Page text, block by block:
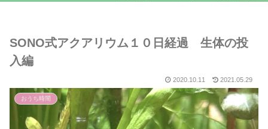
SONO式アクアリウム１０日経過 生体の投
入編
2020.10.11 2021.05.29
おうち時間